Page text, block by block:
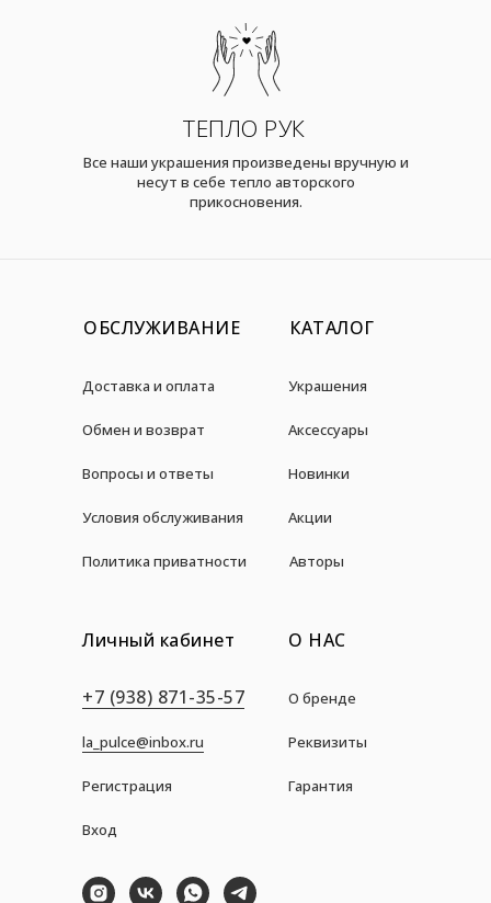
ТЕПЛО РУК
Все наши украшения произведены вручную и
несут в себе тепло авторского
прикосновения.
ОБСЛУЖИВАНИЕ
Доставка и оплата
Обмен и возврат
Вопросы и ответы
КАТАЛОГ
Украшения
Аксессуары
Новинки
Акции
Условия обслуживания
Политика приватности
О НАС
О бренде
Авторы
Личный кабинет
Вход
+7 (938) 871-35-57
la_pulce@inbox.ru Реквизиты
Гарантия
Регистрация